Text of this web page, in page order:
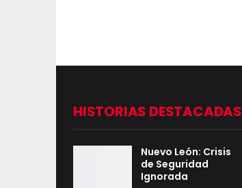
HISTORIAS DESTACADAS
Nuevo León: Crisis
de Seguridad
Ignorada